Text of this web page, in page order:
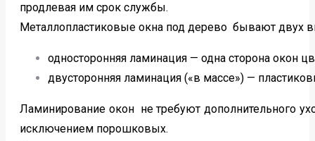
продлевая им срок службы.
Металлопластиковые окна под дерево бывают двух
односторонняя ламинация — одна сторона окон
двусторонняя ламинация («в массе») —
Ламинирование окон не требуют дополнительного
исключением порошковых.